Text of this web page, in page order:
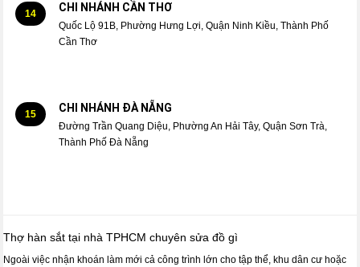
14 CHI NHÁNH CẦN THƠ
Quốc Lộ 91B, Phường Hưng Lợi, Quận Ninh Kiều, Thành Phố
Cần Thơ
15 CHI NHÁNH ĐÀ NẴNG
Đường Trần Quang Diệu, Phường An Hải Tây, Quận Sơn Trà,
Thành Phố Đà Nẵng
Thợ hàn sắt tại nhà TPHCM chuyên sửa đồ gì
Ngoài việc nhận khoán làm mới cả công trình lớn cho tập thể, khu dân cư hoặc